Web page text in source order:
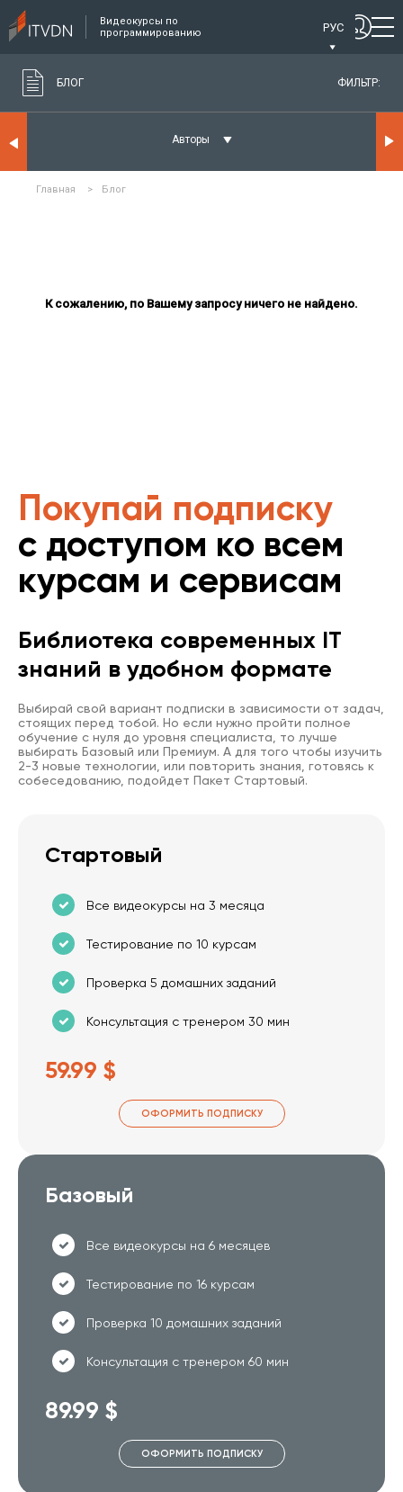
Видеокурсы по
программированию
РУС
БЛОГ ФИЛЬТР:
Авторы
Главная > Блог
К сожалению, по Вашему запросу ничего не найдено.
Покупай подписку
с доступом ко всем
курсам и сервисам
Библиотека современных IT
знаний в удобном формате
Выбирай свой вариант подписки в зависимости от задач,
стоящих перед тобой. Но если нужно пройти полное
обучение с нуля до уровня специалиста, то лучше
выбирать Базовый или Премиум. А для того чтобы изучить
2-3 новые технологии, или повторить знания, готовясь к
собеседованию, подойдет Пакет Стартовый.
Стартовый
Все видеокурсы на 3 месяца
Тестирование по 10 курсам
Проверка 5 домашних заданий
Консультация с тренером 30 мин
59.99 $
ОФОРМИТЬ ПОДПИСКУ
Базовый
Все видеокурсы на 6 месяцев
Тестирование по 16 курсам
Проверка 10 домашних заданий
Консультация с тренером 60 мин
89.99 $
ОФОРМИТЬ ПОДПИСКУ